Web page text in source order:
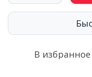
В избранное